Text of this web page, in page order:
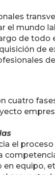
el mundo
de
de
cuatro
el
equipo,